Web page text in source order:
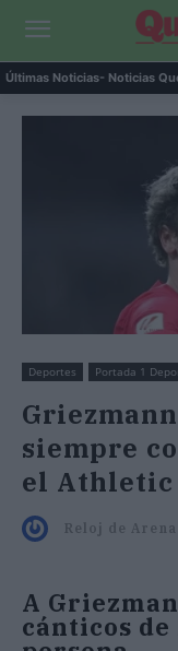
Últimas Noticias- Noticias
El caso Perez Hilton: su
Deportes Portada 1
siempre
el Athletic
Reloj de Arena
A
cánticos